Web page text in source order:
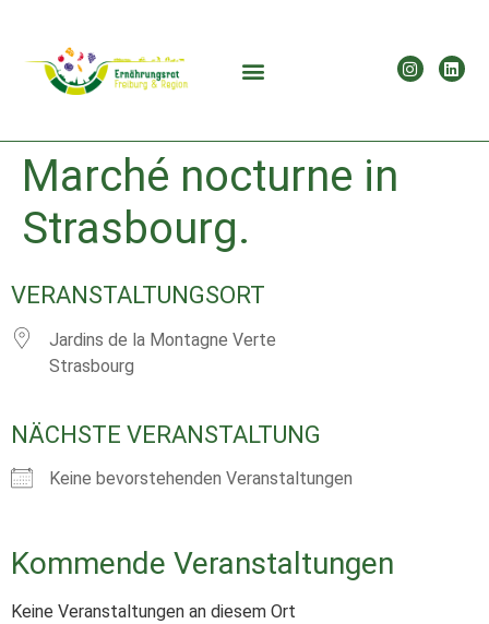
Marché nocturne in
Strasbourg.
VERANSTALTUNGSORT
Jardins de la Montagne Verte
Strasbourg
NÄCHSTE VERANSTALTUNG
Keine bevorstehenden Veranstaltungen
Kommende Veranstaltungen
Keine Veranstaltungen an diesem Ort